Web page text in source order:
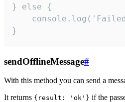
} else {
}
sendOfflineMessage#
With this method you can send a
It returns {result: 'ok'} if the